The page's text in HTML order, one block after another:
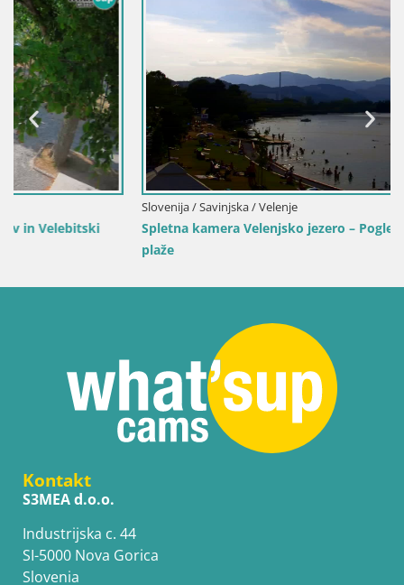
Slovenija / Savinjska / Velenje
Spletna kamera Velenjsko jezero – Pogled v živo z Velenjske
Kontakt
S3MEA d.o.o.
Industrijska c. 44
SI-5000 Nova Gorica
Slovenia